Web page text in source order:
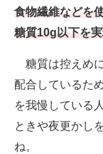
食物繊維などを
糖質10g以下を
糖質は控えめ
配合しているた
を我慢している
ときや夜更かし
ね。